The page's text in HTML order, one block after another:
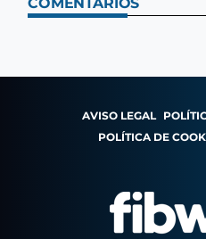
AVISO LEGAL
POLÍTICA DE